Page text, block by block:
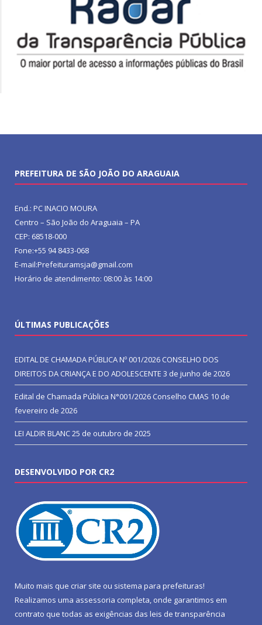
PREFEITURA DE SÃO JOÃO DO ARAGUAIA
End.: PC INACIO MOURA
Centro – São João do Araguaia – PA
CEP: 68518-000
Fone:+55 94 8433-068
E-mail:Prefeituramsja@gmail.com
Horário de atendimento: 08:00 às 14:00
ÚLTIMAS PUBLICAÇÕES
EDITAL DE CHAMADA PÚBLICA Nº 001/2026 CONSELHO DOS
DIREITOS DA CRIANÇA E DO ADOLESCENTE 3 de junho de 2026
Edital de Chamada Pública N°001/2026 Conselho CMAS 10 de
fevereiro de 2026
LEI ALDIR BLANC25 de outubro de 2025
DESENVOLVIDO POR CR2
Muito mais que criar site ou sistema para prefeituras!
Realizamos uma assessoria completa, onde garantimos em
contrato que todas as exigências das leis de transparência